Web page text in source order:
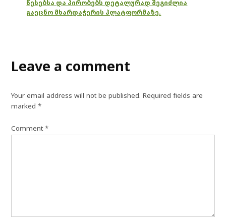
წესებსა და პირობებს დეტალურად შეგიძლია
გაეცნო მხარდაჭერის პლატფორმაზე.
Leave a comment
Your email address will not be published. Required fields are
marked*
Comment*